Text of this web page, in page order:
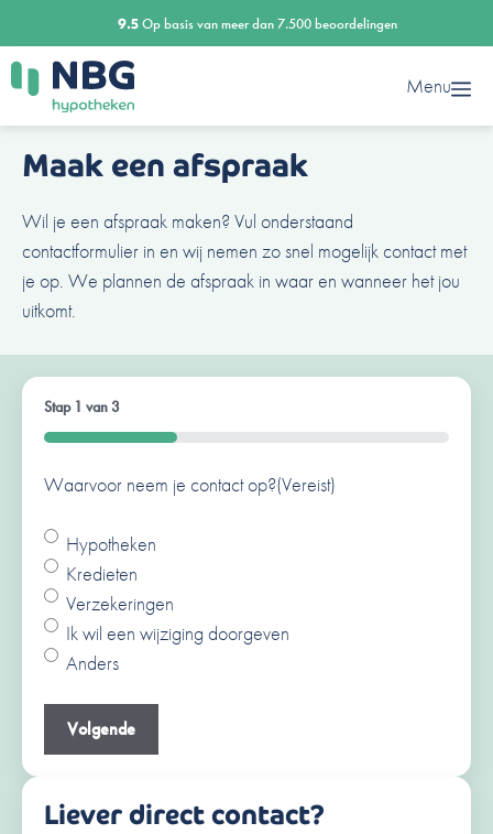
naar
de
inhoud
9.5Op basis van meer dan 7.500 beoordelingen
Menu
Maak een afspraak
Wil je een afspraak maken? Vul onderstaand
contactformulier in en wij nemen zo snel mogelijk contact met
je op. We plannen de afspraak in waar en wanneer het jou
uitkomt.
Stap 1 van3
33%
Waarvoor neem je contact op?(Vereist)
Hypotheken
Kredieten
Verzekeringen
Ik wil een wijziging doorgeven
Anders
Ben je al een klant van ons?(Vereist)
Ja
Nee
Naam(Vereist)
Voornaam
Je e-mailadres
Liever direct contact?